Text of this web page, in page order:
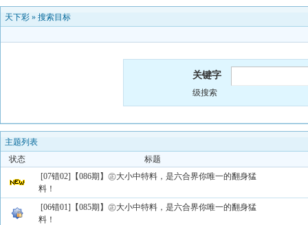
天下彩 » 搜索目标
关键字
级搜索
主题列表
状态
标题
[07错02]【086期】㊣大小中特料，是六合界你唯一的翻身猛
料！
[06错01]【085期】㊣大小中特料，是六合界你唯一的翻身猛
料！